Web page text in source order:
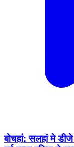
बोचहां: सलहां मे डीजे